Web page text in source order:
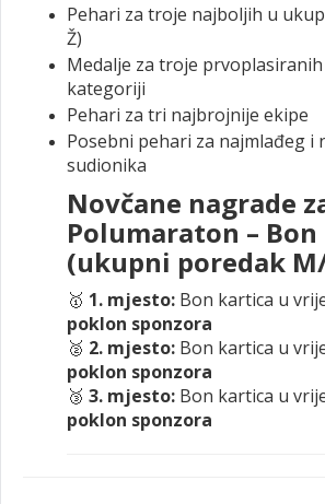
Pehari za troje najboljih u
Ž)
Medalje za troje
kategoriji
Pehari za tri najbrojnije ekipe
Posebni pehari za najmlađeg i
sudionika
Novčane nagrade
Polumaraton –
(ukupni poredak
🥇 1. mjesto: Bon kartica u
poklon sponzora
🥈 2. mjesto: Bon kartica u
poklon sponzora
🥉 3. mjesto: Bon kartica u
poklon sponzora